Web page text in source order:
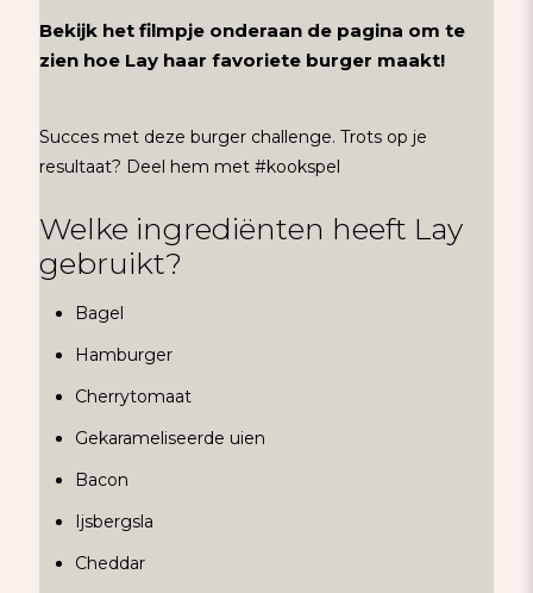
Bekijk het filmpje onderaan de pagina om te
zien hoe Lay haar favoriete burger maakt!
Succes met deze burger challenge. Trots op je
resultaat? Deel hem met #kookspel
Welke ingrediënten heeft Lay
gebruikt?
Bagel
Hamburger
Cherrytomaat
Gekarameliseerde uien
Bacon
Ijsbergsla
Cheddar